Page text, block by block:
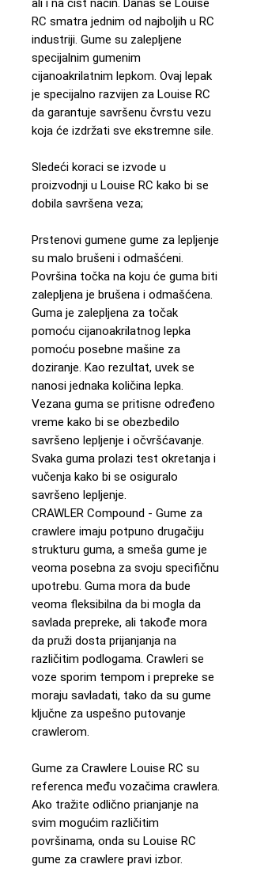
ali i na čist način. Danas se Louise
RC smatra jednim od najboljih u RC
industriji. Gume su zalepljene
specijalnim gumenim
cijanoakrilatnim lepkom. Ovaj lepak
je specijalno razvijen za Louise RC
da garantuje savršenu čvrstu vezu
koja će izdržati sve ekstremne sile.
Sledeći koraci se izvode u
proizvodnji u Louise RC kako bi se
dobila savršena veza;
Prstenovi gumene gume za lepljenje
su malo brušeni i odmašćeni.
Površina točka na koju će guma biti
zalepljena je brušena i odmašćena.
Guma je zalepljena za točak
pomoću cijanoakrilatnog lepka
pomoću posebne mašine za
doziranje. Kao rezultat, uvek se
nanosi jednaka količina lepka.
Vezana guma se pritisne određeno
vreme kako bi se obezbedilo
savršeno lepljenje i očvršćavanje.
Svaka guma prolazi test okretanja i
vučenja kako bi se osiguralo
savršeno lepljenje.
CRAWLER Compound - Gume za
crawlere imaju potpuno drugačiju
strukturu guma, a smeša gume je
veoma posebna za svoju specifičnu
upotrebu. Guma mora da bude
veoma fleksibilna da bi mogla da
savlada prepreke, ali takođe mora
da pruži dosta prijanjanja na
različitim podlogama. Crawleri se
voze sporim tempom i prepreke se
moraju savladati, tako da su gume
ključne za uspešno putovanje
crawlerom.
Gume za Crawlere Louise RC su
referenca među vozačima crawlera.
Ako tražite odlično prianjanje na
svim mogućim različitim
površinama, onda su Louise RC
gume za crawlere pravi izbor.